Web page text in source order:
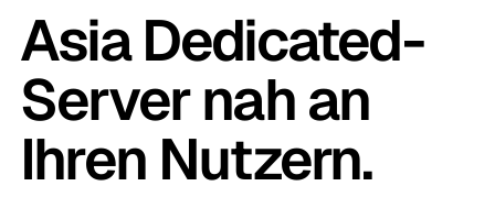
Asia Dedicated-
Server nah an
Ihren Nutzern.